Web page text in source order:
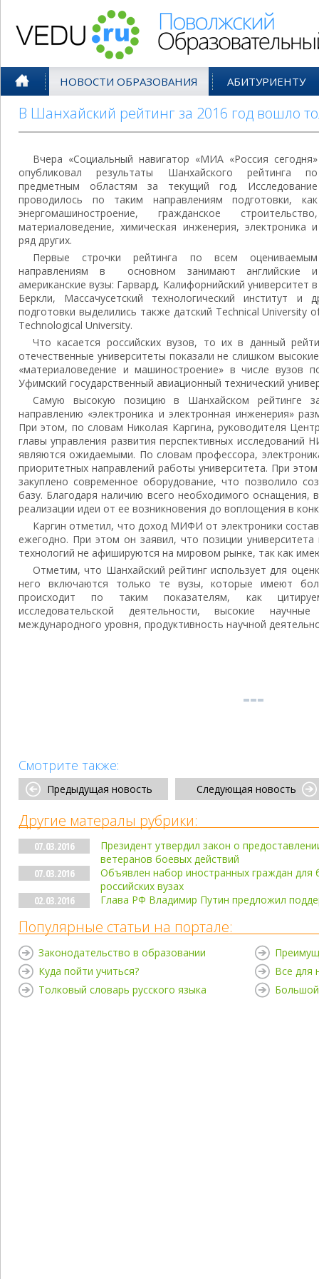
НОВОСТИ ОБРАЗОВАНИЯ АБИТУРИЕНТУ
В Шанхайский рейтинг за 2016 год вошло
Вчера «Социальный навигатор «МИА «Россия сегодня»
опубликовал результаты Шанхайского рейтинга по
предметным областям за текущий год. Исследование
проводилось по таким направлениям подготовки, как
энергомашиностроение, гражданское строительство,
материаловедение, химическая инженерия, электроника и
ряд других.
Первые строчки рейтинга по всем оцениваемым
направлениям в основном занимают английские и
американские вузы: Гарвард, Калифорнийский университет в
Беркли, Массачусетский технологический институт
подготовки выделились также датский Technical University
Technological University.
Что касается российских вузов, то их в данный
отечественные университеты показали не слишком
«материаловедение и машиностроение» в числе вузов
Уфимский государственный авиационный технический
Самую высокую позицию в Шанхайском
направлению «электроника и электронная инженерия»
При этом, по словам Николая Каргина, руководителя
главы управления развития перспективных
являются ожидаемыми. По словам профессора,
приоритетных направлений работы университета. При
закуплено современное оборудование, что позволило
базу. Благодаря наличию всего необходимого
реализации идеи от ее возникновения до воплощения в
Каргин отметил, что доход МИФИ от электроники
ежегодно. При этом он заявил, что позиции
технологий не афишируются на мировом рынке, так как
Отметим, что Шанхайский рейтинг использует для
него включаются только те вузы, которые имеют
происходит по таким показателям, как
исследовательской деятельности, высокие
международного уровня, продуктивность научной
Смотрите также:
Предыдущая новость Следующая новость
Другие матералы рубрики:
07.03.2016
Президент утвердил закон о
ветеранов боевых действий
07.03.2016
Объявлен набор иностранных граждан для
российских вузах
02.03.2016
Глава РФ Владимир Путин предложил
Популярные статьи на портале:
Законодательство в образовании
Куда пойти учиться?
Толковый словарь русского языка
Все для
Большой